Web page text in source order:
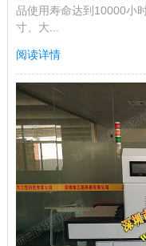
品使用寿命达到10000小
寸、大...
阅读详情